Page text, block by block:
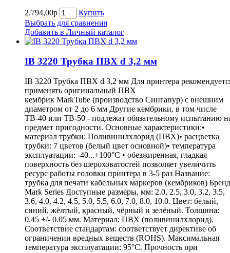
2.794,00р
Купить
Выбрать для сравнения
Добавить в Личный каталог
IB 3220 Трубка ПВХ d 3,2 мм
IB 3220 Трубка ПВХ d 3,2 мм Для принтера
применять оригинальный ПВХ
кембрик MarkTube (производство Сингапур) с внешним
диаметром от 2 до 6 мм Другие кембрики, в том числе
ТВ-40 или ТВ-50 - подлежат обязательному испытанию
предмет пригодности. Основные характеристики:•
материал трубки: Поливинилхлорид (ПВХ)• расцветка
трубки: 7 цветов (белый цвет основной)• температура
эксплуатации: -40...+100°С • обезжиренная, гладкая
поверхность без шероховатостей позволяет увеличить
ресурс работы головки принтера в 3-5 раз Название:
трубка для печати кабельных маркеров (кембриков)
Mark Series Доступные размеры, мм: 2.0, 2.5, 3.0, 3.2, 3.5,
3.6, 4.0, 4.2, 4.5, 5.0, 5.5, 6.0, 7.0, 8.0, 10.0. Цвет: белый,
синий, жёлтый, красный, чёрный и зелёный. Толщина:
0.45 +/- 0.05 мм. Материал: ПВХ (поливинилхлорид).
Соответствие стандартам: соответствует директиве об
ограничении вредных веществ (ROHS). Максимальная
температура эксплуатации: 95°С. Прочность при